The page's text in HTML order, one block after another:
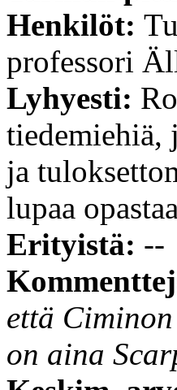
Henkilöt:
professori
Lyhyesti:
tiedemiehiä,
ja
lupaa
Erityistä: --
että
on aina